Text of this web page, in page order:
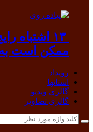
۱۳ اشتباه
ممکن است
رویداد
استانها
گالری ویدیو
گالری تصاویر